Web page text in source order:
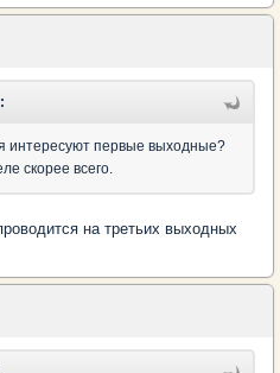
интересуют первые выходные?
скорее всего.
на третьих выходных